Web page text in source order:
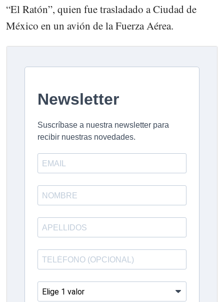
“El Ratón”, quien fue trasladado a Ciudad de
México en un avión de la Fuerza Aérea.